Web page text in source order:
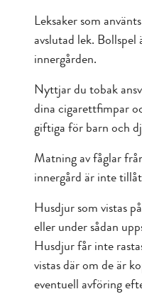
Leksaker som
avslutad lek.
innergården.
Nyttjar du tobak
dina cigarettfimpar
giftiga för barn och
Matning av fåglar
innergård är inte
Husdjur som vistas
eller under sådan
Husdjur får inte
vistas där om de är
eventuell avföring